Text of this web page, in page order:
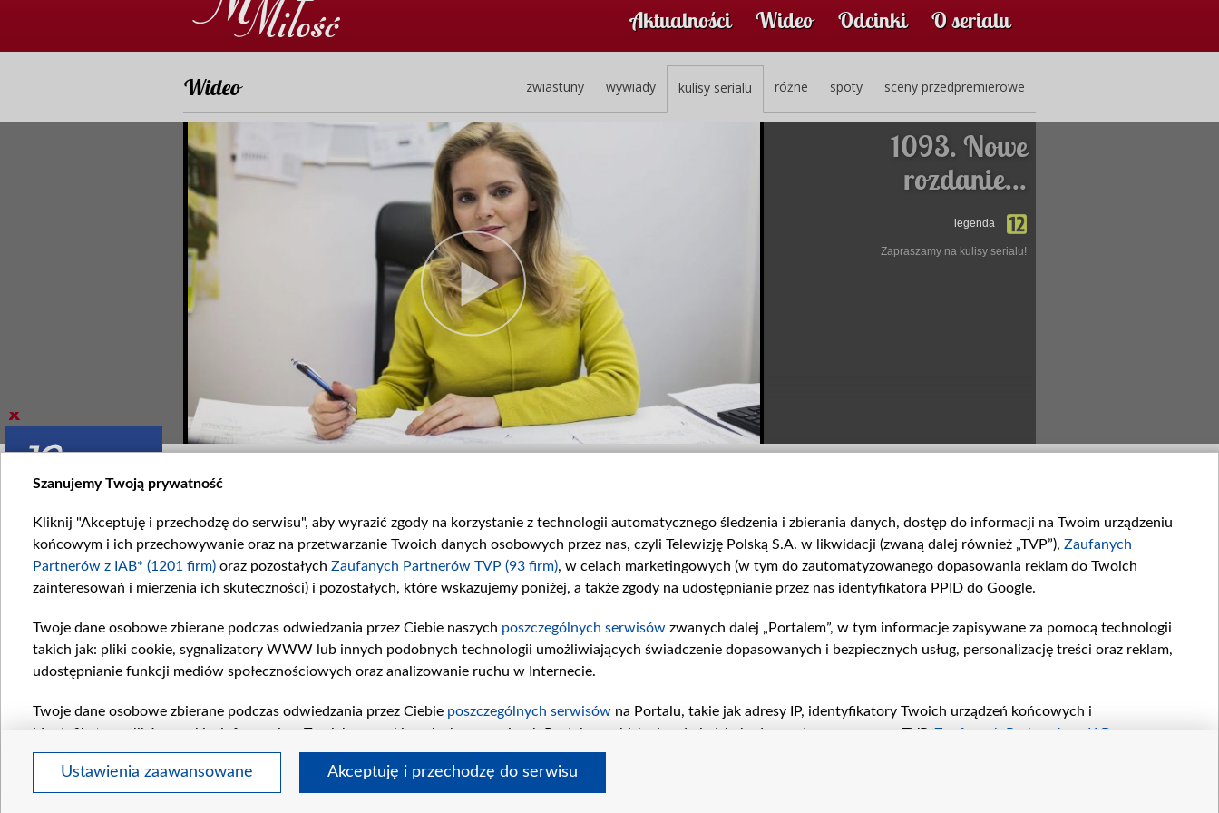
Aktualności Wideo Odcinki O serialu
Wideo sceny przedpremierowe
spoty
różne
kulisy serialu
wywiady
zwiastuny
1093. Nowe
rozdanie...
legenda
Zapraszamy na kulisy serialu!
Walka z czasem...
na kulisy...
1669. Wisienka na torcie -
do zobaczenia po...
1668. Dobry uczynek na
1667. Czyżby dopadły ją...
1666. Czy to jest przyjaźń,
czy to jest...
1665. Ostateczne starcie...
Zapraszamy na kulisy...
regulamin tvp.pl pomoc
Szanujemy Twoją prywatność
Kliknij "Akceptuję i przechodzę do serwisu", aby wyrazić zgody na korzystanie z technologii automatycznego śledzenia i zbierania danych, dostęp do informacji na Twoim urządzeniu
końcowym i ich przechowywanie oraz na przetwarzanie Twoich danych osobowych przez nas, czyli Telewizję Polską S.A. w likwidacji (zwaną dalej również „TVP”), Zaufanych
Partnerów z IAB* (1201 firm) oraz pozostałych Zaufanych Partnerów TVP (93 firm), w celach marketingowych (w tym do zautomatyzowanego dopasowania reklam do Twoich
zainteresowań i mierzenia ich skuteczności) i pozostałych, które wskazujemy poniżej, a także zgody na udostępnianie przez nas identyfikatora PPID do Google.
Twoje dane osobowe zbierane podczas odwiedzania przez Ciebie naszych poszczególnych serwisów zwanych dalej „Portalem”, w tym informacje zapisywane za pomocą technologii
takich jak: pliki cookie, sygnalizatory WWW lub innych podobnych technologii umożliwiających świadczenie dopasowanych i bezpiecznych usług, personalizację treści oraz reklam,
udostępnianie funkcji mediów społecznościowych oraz analizowanie ruchu w Internecie.
Twoje dane osobowe zbierane podczas odwiedzania przez Ciebie poszczególnych serwisów na Portalu, takie jak adresy IP, identyfikatory Twoich urządzeń końcowych i
identyfikatory plików cookie, informacje o Twoich wyszukiwaniach w serwisach Portalu czy historia odwiedzin będą przetwarzane przez TVP, Zaufanych Partnerów z IAB
pozostałychZaufanych Partnerów TVP
dla realizacji następujących celów i funkcji: przechowywania informacji na urządzeniu lub dostęp do nich, wyboru podstawowych reklam,
wyboru spersonalizowanych reklam, tworzenia profilu spersonalizowanych reklam, tworzenia profilu spersonalizowanych treści, wyboru spersonalizowanych treści, pomiaru
Ustawienia zaawansowane Akceptuję i przechodzę do serwisu